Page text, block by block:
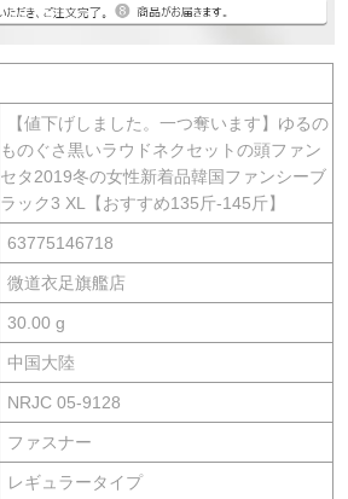
【値下げしました。一つ奪います】ゆるの
ものぐさ黒いラウドネクセットの頭ファン
セタ2019冬の女性新着品韓国ファンシーブ
ラック3 XL【おすすめ135斤-145斤】
63775146718
微道衣足旗艦店
30.00 g
中国大陸
NRJC 05-9128
ファスナー
レギュラータイプ